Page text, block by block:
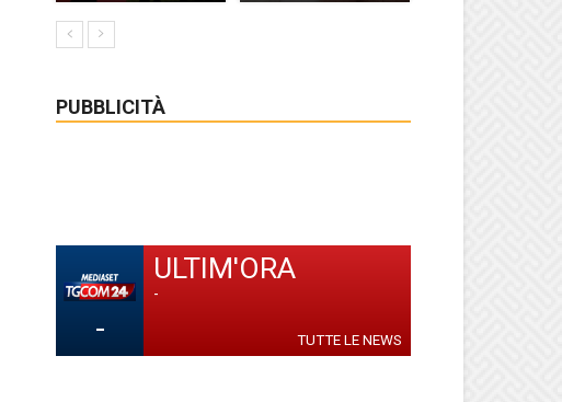
PUBBLICITÀ
-
ULTIM'ORA
-
TUTTE LE NEWS